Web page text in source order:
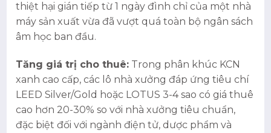
thiệt hại gián tiếp từ 1 ngày đình chỉ của một nhà
máy sản xuất vừa đã vượt quá toàn bộ ngân sách
âm học ban đầu.
Tăng giá trị cho thuê: Trong phân khúc KCN
xanh cao cấp, các lô nhà xưởng đáp ứng tiêu chí
LEED Silver/Gold hoặc LOTUS 3-4 sao có giá thuê
cao hơn 20-30% so với nhà xưởng tiêu chuẩn,
đặc biệt đối với ngành điện tử, dược phẩm và